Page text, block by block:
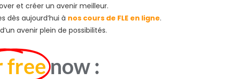
et créer un avenir meilleur.
dès aujourd’hui à nos cours de FLE en ligne.
avenir plein de possibilités.
freenow :